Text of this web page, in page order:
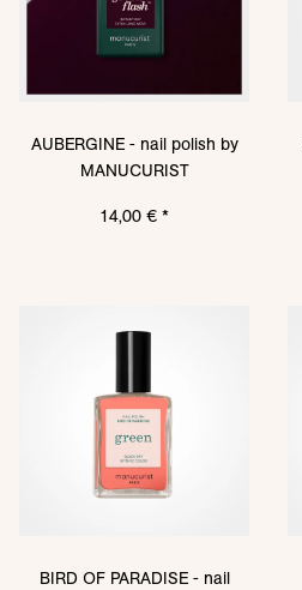
AUBERGINE - nail polish by
MANUCURIST
14,00 € *
BIRD OF PARADISE - nail